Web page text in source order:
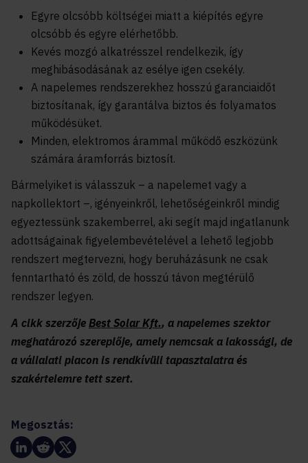
Egyre olcsóbb költségei miatt a kiépítés egyre
olcsóbb és egyre elérhetőbb.
Kevés mozgó alkatrésszel rendelkezik, így
meghibásodásának az esélye igen csekély.
A napelemes rendszerekhez hosszú garanciaidőt
biztosítanak, így garantálva biztos és folyamatos
működésüket.
Minden, elektromos árammal működő eszközünk
számára áramforrás biztosít.
Bármelyiket is válasszuk – a napelemet vagy a
napkollektort –, igényeinkről, lehetőségeinkről mindig
egyeztessünk szakemberrel, aki segít majd ingatlanunk
adottságainak figyelembevételével a lehető legjobb
rendszert megtervezni, hogy beruházásunk ne csak
fenntartható és zöld, de hosszú távon megtérülő
rendszer legyen.
A cikk szerzője Best Solar Kft., a napelemes szektor
meghatározó szereplője, amely nemcsak a lakossági, de
a vállalati piacon is rendkívüli tapasztalatra és
szakértelemre tett szert.
Megosztás: